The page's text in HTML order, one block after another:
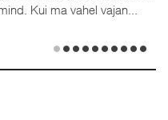
Kui ma vahel vajan...